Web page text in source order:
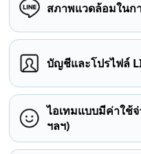
สภาพแวดล้อมในก
บัญชีและโปรไฟล์
ไอเทมแบบมีค่าใช้
ฯลฯ)